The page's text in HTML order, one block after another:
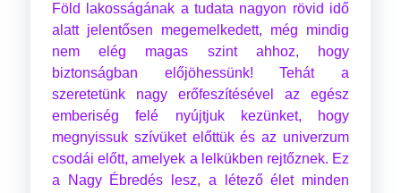
Föld lakosságának a tudata nagyon rövid idő
alatt jelentősen megemelkedett, még mindig
nem elég magas szint ahhoz, hogy
biztonságban előjöhessünk! Tehát a
szeretetünk nagy erőfeszítésével az egész
emberiség felé nyújtjuk kezünket, hogy
megnyissuk szívüket előttük és az univerzum
csodái előtt, amelyek a lelkükben rejtőznek. Ez
a Nagy Ébredés lesz, a létező élet minden